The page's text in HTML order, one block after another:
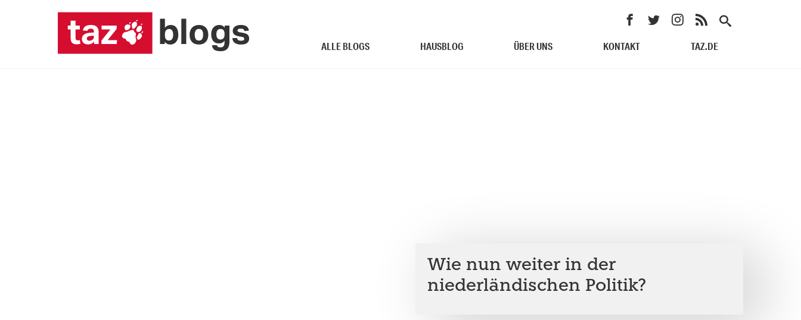
ALLE BLOGS HAUSBLOG ÜBER UNS KONTAKT TAZ.DE
Wie nun weiter in der
niederländischen Politik?